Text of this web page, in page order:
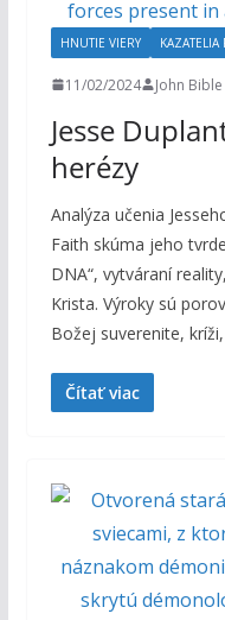
HNUTIE VIERY KAZATELIA
11/02/2024 John Bible
Jesse
herézy
Analýza učenia
Faith skúma jeho
DNA“, vytváraní
Krista. Výroky sú
Božej suverenite,
Čítať viac